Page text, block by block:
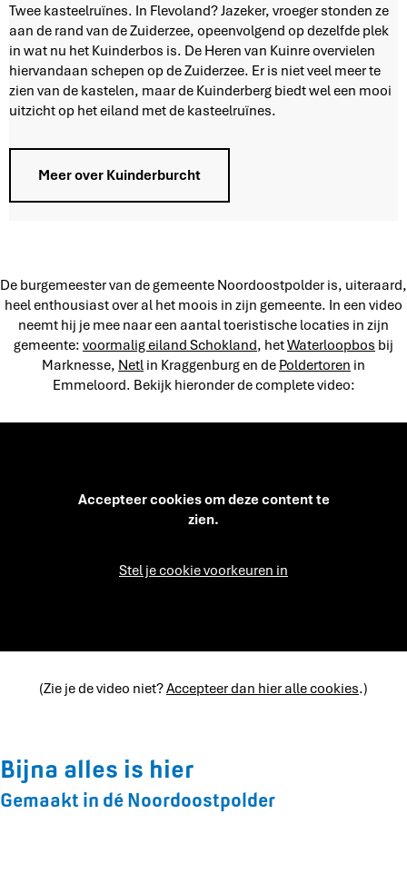
K
u
i
n
d
e
b
Twee kasteelruïnes. In Flevoland? Jazeker, vroeger stonden ze
aan de rand van de Zuiderzee, opeenvolgend op dezelfde plek
in wat nu het Kuinderbos is. De Heren van Kuinre overvielen
hiervandaan schepen op de Zuiderzee. Er is niet veel meer te
zien van de kastelen, maar de Kuinderberg biedt wel een mooi
uitzicht op het eiland met de kasteelruïnes.
Meer over Kuinderburcht
De burgemeester van de gemeente Noordoostpolder is, uiteraard,
heel enthousiast over al het moois in zijn gemeente. In een video
neemt hij je mee naar een aantal toeristische locaties in zijn
gemeente: voormalig eiland Schokland, hetWaterloopbos bij
Marknesse, Netl in Kraggenburg en de Poldertoren in
Emmeloord. Bekijk hieronder de complete video:
Accepteer cookies om deze content te
zien.
Stel je cookie voorkeuren in
(Zie je de video niet?Accepteer dan hier alle cookies.)
Bijna alles is hier
Gemaakt in dé Noordoostpolder